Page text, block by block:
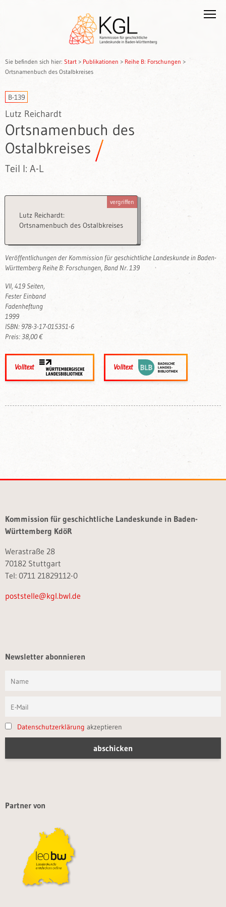
Sie befinden sich hier: Start > Publikationen > Reihe B: Forschungen >
Ortsnamenbuch des Ostalbkreises
B-139
Lutz Reichardt
Ortsnamenbuch des
Ostalbkreises
Teil I: A-L
Lutz Reichardt:
Ortsnamenbuch des Ostalbkreises
vergriffen
Veröffentlichungen der Kommission für geschichtliche Landeskunde in Baden-
Württemberg Reihe B: Forschungen, Band Nr. 139
VII, 419 Seiten,
Fester Einband
Fadenheftung
1999
ISBN: 978-3-17-015351-6
Preis: 38,00 €
Volltext Volltext
Kommission für geschichtliche Landeskunde in Baden-
Württemberg KdöR
Werastraße 28
70182 Stuttgart
Tel: 0711 21829112-0
poststelle@kgl.bwl.de
Newsletter abonnieren
Datenschutzerklärung akzeptieren
Partner von